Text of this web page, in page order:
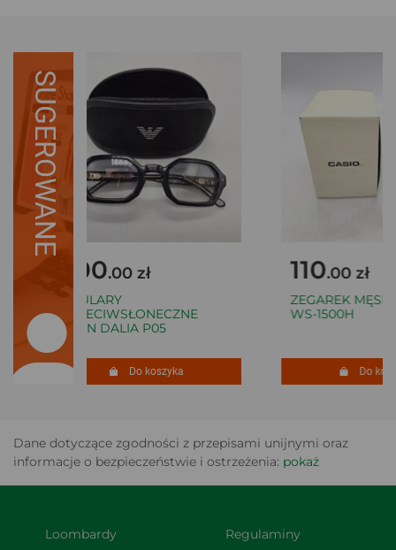
SUGEROWANE
700.00 zł
OKULARY
PRZECIWSŁONECZNE
JOHN DALIA P05
Do koszyka
110.00 zł
ZEGAREK MĘSKI
WS-1500H
Do
Dane dotyczące zgodności z przepisami unijnymi oraz
informacje o bezpieczeństwie i ostrzeżenia: pokaż
Loombardy
Regulaminy